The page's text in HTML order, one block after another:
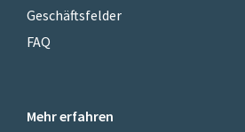
Geschäftsfelder
FAQ
Mehr erfahren